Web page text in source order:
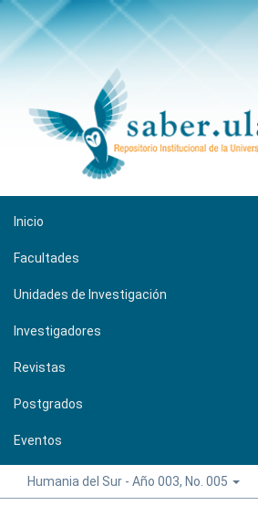
Inicio
Facultades
Unidades de Investigación
Investigadores
Revistas
Postgrados
Eventos
Humania del Sur - Año 003, No. 005